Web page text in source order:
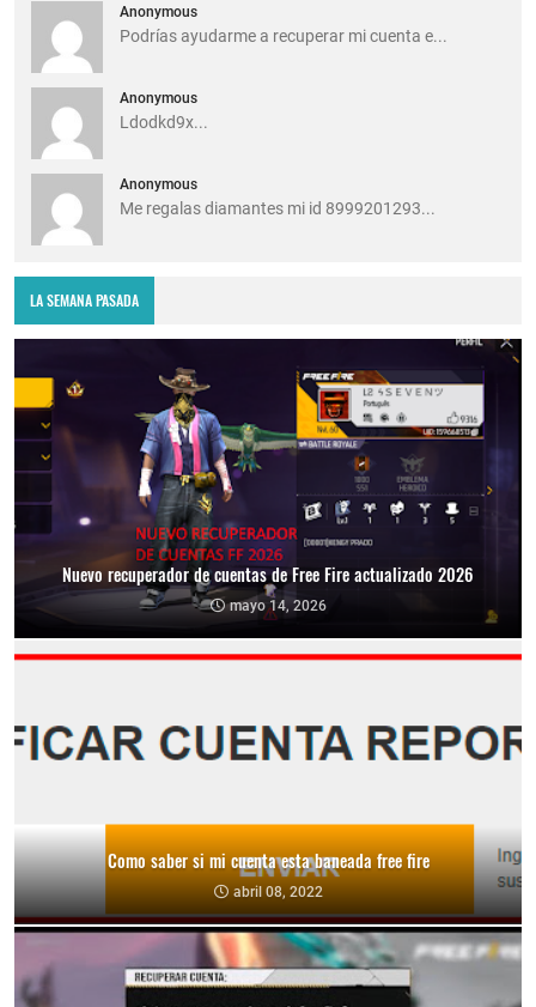
Anonymous
Podrías ayudarme a recuperar mi cuenta e...
Anonymous
Ldodkd9x...
Anonymous
Me regalas diamantes mi id 8999201293...
LA SEMANA PASADA
Nuevo recuperador de cuentas de Free Fire actualizado 2026
mayo 14, 2026
Como saber si mi cuenta esta baneada free fire
abril 08, 2022